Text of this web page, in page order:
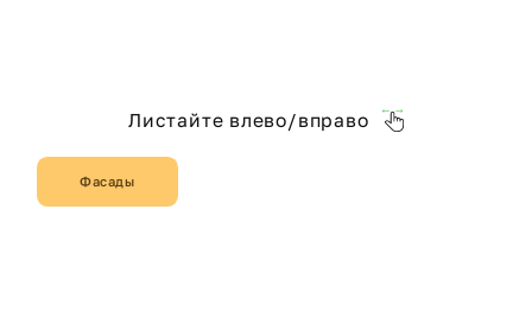
Листайте влево/вправо
Фасады